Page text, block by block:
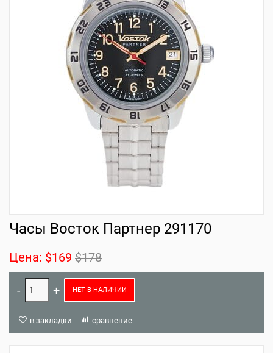
Часы Восток Партнер 291170
Цена: $169 $178
НЕТ В НАЛИЧИИ
в закладки сравнение